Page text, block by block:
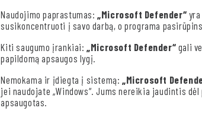
Naudojimo paprastumas:„Microsoft Defender“
susikoncentruoti į savo darbą, o programa
Kiti saugumo įrankiai:„Microsoft Defender“ gali
papildomą apsaugos lygį.
Nemokama ir įdiegta į sistemą: „Microsoft
jei naudojate „Windows“. Jums nereikia jaudintis
apsaugotas.